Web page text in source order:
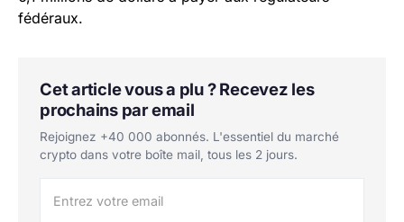
fédéraux.
Cet article vous a plu ? Recevez les
prochains par email
Rejoignez +40 000 abonnés. L'essentiel du marché
crypto dans votre boîte mail, tous les 2 jours.